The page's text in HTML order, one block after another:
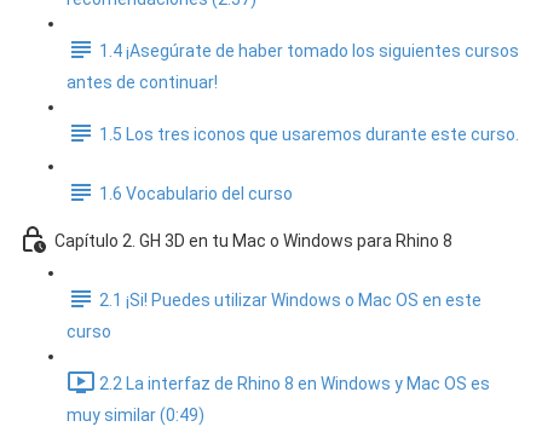
1.4 ¡Asegúrate de haber tomado los siguientes cursos
antes de continuar!
1.5 Los tres iconos que usaremos durante este curso.
1.6 Vocabulario del curso
Capítulo 2. GH 3D en tu Mac o Windows para Rhino 8
2.1 ¡Si! Puedes utilizar Windows o Mac OS en este
curso
2.2 La interfaz de Rhino 8 en Windows y Mac OS es
muy similar (0:49)